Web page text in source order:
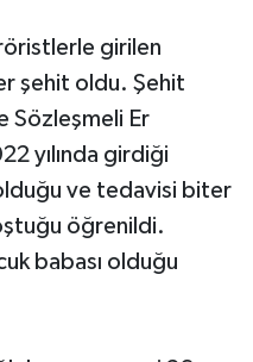
girilen
şehit oldu. Şehit
Sözleşmeli Er
yılında girdiği
ve tedavisi biter
öğrenildi.
babası olduğu